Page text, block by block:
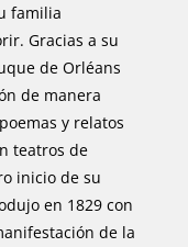
familia
Gracias a su
de Orléans
de manera
y relatos
teatros de
inicio de su
en 1829 con
de la